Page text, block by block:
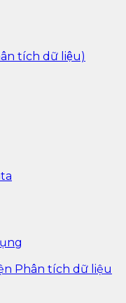
tích dữ liệu)
Phân tích dữ liệu